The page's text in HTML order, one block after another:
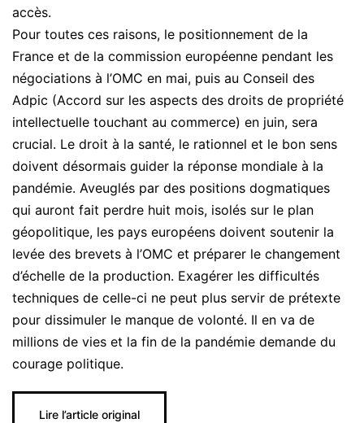
accès.
Pour toutes ces raisons, le positionnement de la
France et de la commission européenne pendant les
négociations à l’OMC en mai, puis au Conseil des
Adpic (Accord sur les aspects des droits de propriété
intellectuelle touchant au commerce) en juin, sera
crucial. Le droit à la santé, le rationnel et le bon sens
doivent désormais guider la réponse mondiale à la
pandémie. Aveuglés par des positions dogmatiques
qui auront fait perdre huit mois, isolés sur le plan
géopolitique, les pays européens doivent soutenir la
levée des brevets à l’OMC et préparer le changement
d’échelle de la production. Exagérer les difficultés
techniques de celle-ci ne peut plus servir de prétexte
pour dissimuler le manque de volonté. Il en va de
millions de vies et la fin de la pandémie demande du
courage politique.
Lire l’article original